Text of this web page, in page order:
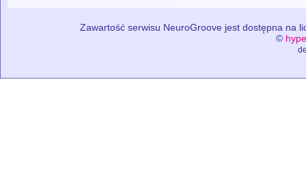
Zawartość serwisu NeuroGroove jest dostępna na
©